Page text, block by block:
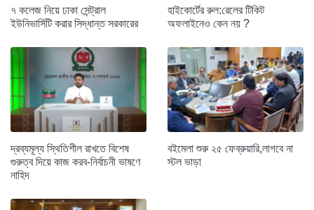
৭ কলেজ নিয়ে ঢাকা সেন্ট্রাল
ইউনিভার্সিটি করার সিদ্ধান্ত সরকারের
হাইকোর্টের রুল:রেলের টিকিট
অফলাইনেও কেন নয় ?
দ্রব্যমূল্য স্থিতিশীল রাখতে বিশেষ
গুরুত্ব দিয়ে কাজ করব-নির্বাচনী ভাষণে
নাহিদ
বইমেলা শুরু ২৫ ফেব্রুয়ারি,লাগবে না
স্টল ভাড়া